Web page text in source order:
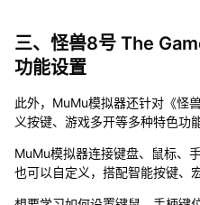
三、怪兽8号 The
功能设置
此外，MuMu模拟器还针对《怪
义按键、游戏多开等多种特色功能
MuMu模拟器连接键盘、鼠标、
也可以自定义，搭配智能按键、